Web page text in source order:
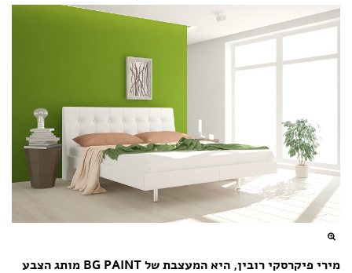
מירי פיקרסקי רובין, היא המעצבת של BG PAINT מותג הצבע